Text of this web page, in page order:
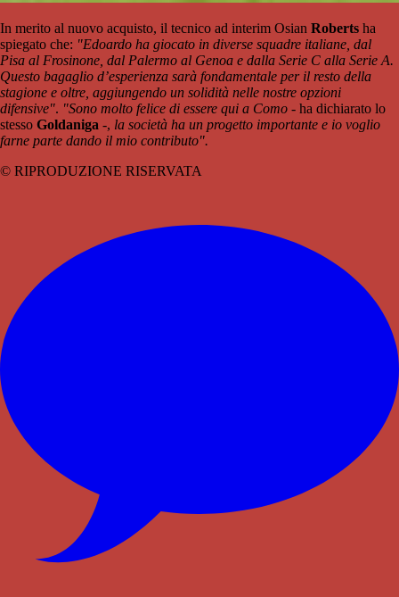
In merito al nuovo acquisto, il tecnico ad interim Osian Roberts ha
spiegato che: "Edoardo ha giocato in diverse squadre italiane, dal
Pisa al Frosinone, dal Palermo al Genoa e dalla Serie C alla Serie A.
Questo bagaglio d’esperienza sarà fondamentale per il resto della
stagione e oltre, aggiungendo un solidità nelle nostre opzioni
difensive". "Sono molto felice di essere qui a Como - ha dichiarato lo
stesso Goldaniga -, la società ha un progetto importante e io voglio
farne parte dando il mio contributo".
© RIPRODUZIONE RISERVATA